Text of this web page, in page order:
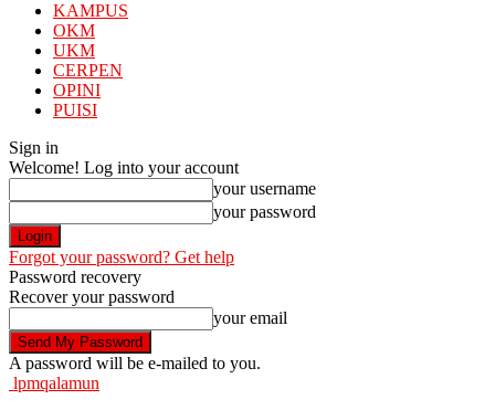
KAMPUS
OKM
UKM
CERPEN
OPINI
PUISI
Sign in
Welcome! Log into your account
your username
your password
Forgot your password? Get help
Password recovery
Recover your password
your email
A password will be e-mailed to you.
lpmqalamun